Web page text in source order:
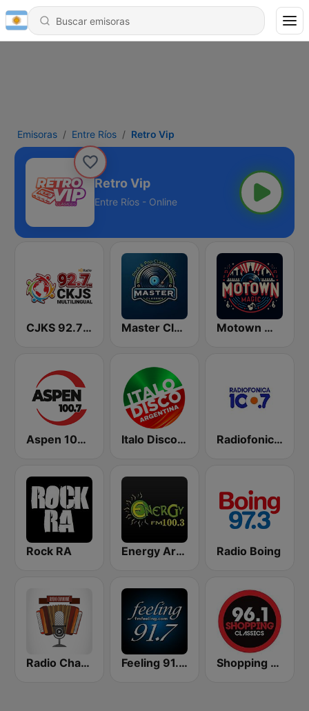
Emisoras Entre Ríos Retro Vip
Retro Vip
Entre Ríos - Online
CJKS 92.7 FM Master Classics Motown Magic Oldies
Aspen 100.7 Italo Disco Argentina Radiofonica 100.7 FM
Rock RA Energy Argentina Radio Boing
Radio Chamamé Feeling 91.7 FM Shopping Classics 96.1 FM